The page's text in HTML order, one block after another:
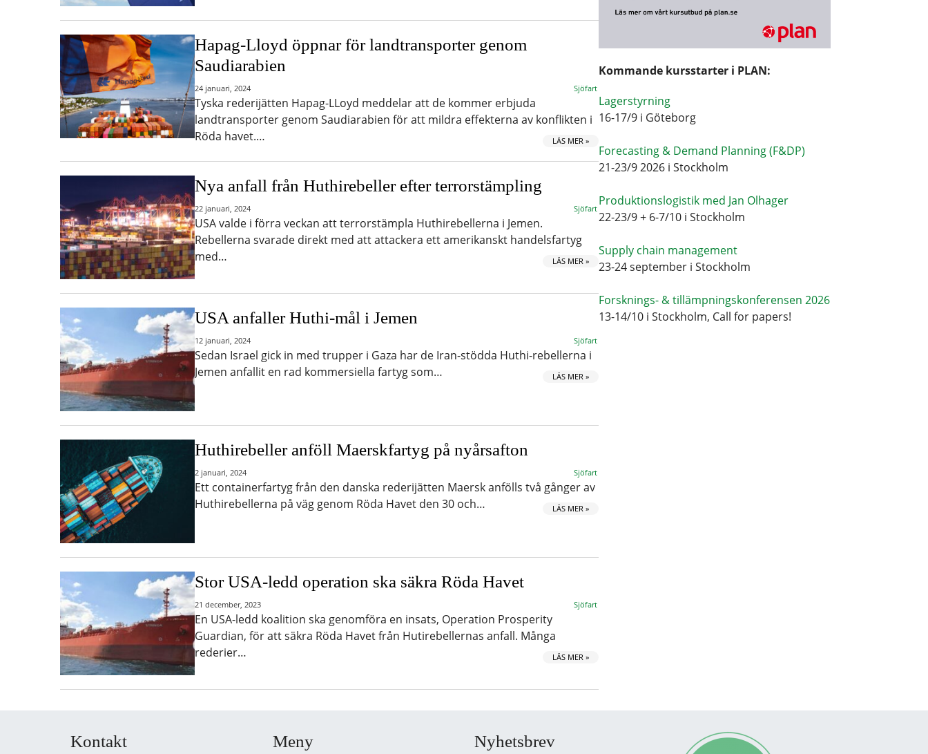
Hapag-Lloyd öppnar för landtransporter genom
Saudiarabien
24 januari, 2024 Sjöfart
Tyska rederijätten Hapag-LLoyd meddelar att de kommer erbjuda
landtransporter genom Saudiarabien för att mildra effekterna av konflikten i
Röda havet.…
LÄS MER »
Nya anfall från Huthirebeller efter terrorstämpling
22 januari, 2024 Sjöfart
USA valde i förra veckan att terrorstämpla Huthirebellerna i Jemen.
Rebellerna svarade direkt med att attackera ett amerikanskt handelsfartyg
med…
LÄS MER »
USA anfaller Huthi-mål i Jemen
12 januari, 2024 Sjöfart
Sedan Israel gick in med trupper i Gaza har de Iran-stödda Huthi-rebellerna i
Jemen anfallit en rad kommersiella fartyg som…
LÄS MER »
Huthirebeller anföll Maerskfartyg på nyårsafton
2 januari, 2024 Sjöfart
Ett containerfartyg från den danska rederijätten Maersk anfölls två gånger av
Huthirebellerna på väg genom Röda Havet den 30 och…
LÄS MER »
Stor USA-ledd operation ska säkra Röda Havet
21 december, 2023 Sjöfart
En USA-ledd koalition ska genomföra en insats, Operation Prosperity
Guardian, för att säkra Röda Havet från Hutirebellernas anfall. Många
rederier…
LÄS MER »
Kommande kursstarter i PLAN:
Lagerstyrning
16-17/9 i Göteborg
Forecasting & Demand Planning (F&DP)
21-23/9 2026 i Stockholm
Produktionslogistik med Jan Olhager
22-23/9 + 6-7/10 i Stockholm
Supply chain management
23-24 september i Stockholm
Forsknings- & tillämpningskonferensen 2026
13-14/10 i Stockholm, Call for papers!
Kontakt Meny Nyhetsbrev